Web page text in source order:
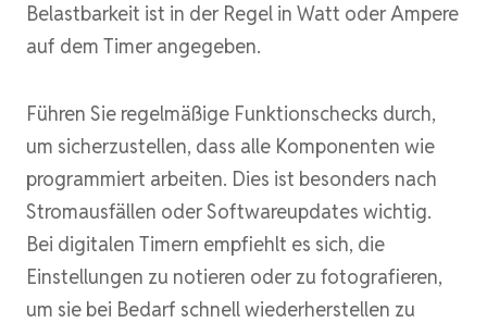
Belastbarkeit ist in der Regel in Watt oder Ampere
auf dem Timer angegeben.
Führen Sie regelmäßige Funktionschecks durch,
um sicherzustellen, dass alle Komponenten wie
programmiert arbeiten. Dies ist besonders nach
Stromausfällen oder Softwareupdates wichtig.
Bei digitalen Timern empfiehlt es sich, die
Einstellungen zu notieren oder zu fotografieren,
um sie bei Bedarf schnell wiederherstellen zu